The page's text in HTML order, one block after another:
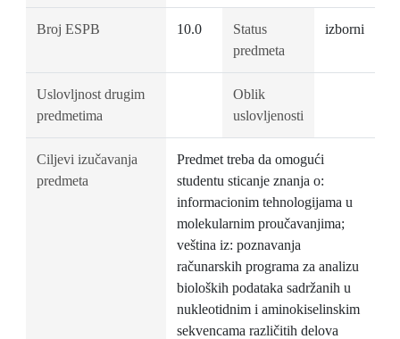
Broj ESPB 10.0
Status
predmeta
izborni
Uslovljnost drugim
predmetima
Oblik
uslovljenosti
Ciljevi izučavanja
predmeta
Predmet treba da omogući
studentu sticanje znanja o:
informacionim tehnologijama u
molekularnim proučavanjima;
veština iz: poznavanja
računarskih programa za analizu
bioloških podataka sadržanih u
nukleotidnim i aminokiselinskim
sekvencama različitih delova